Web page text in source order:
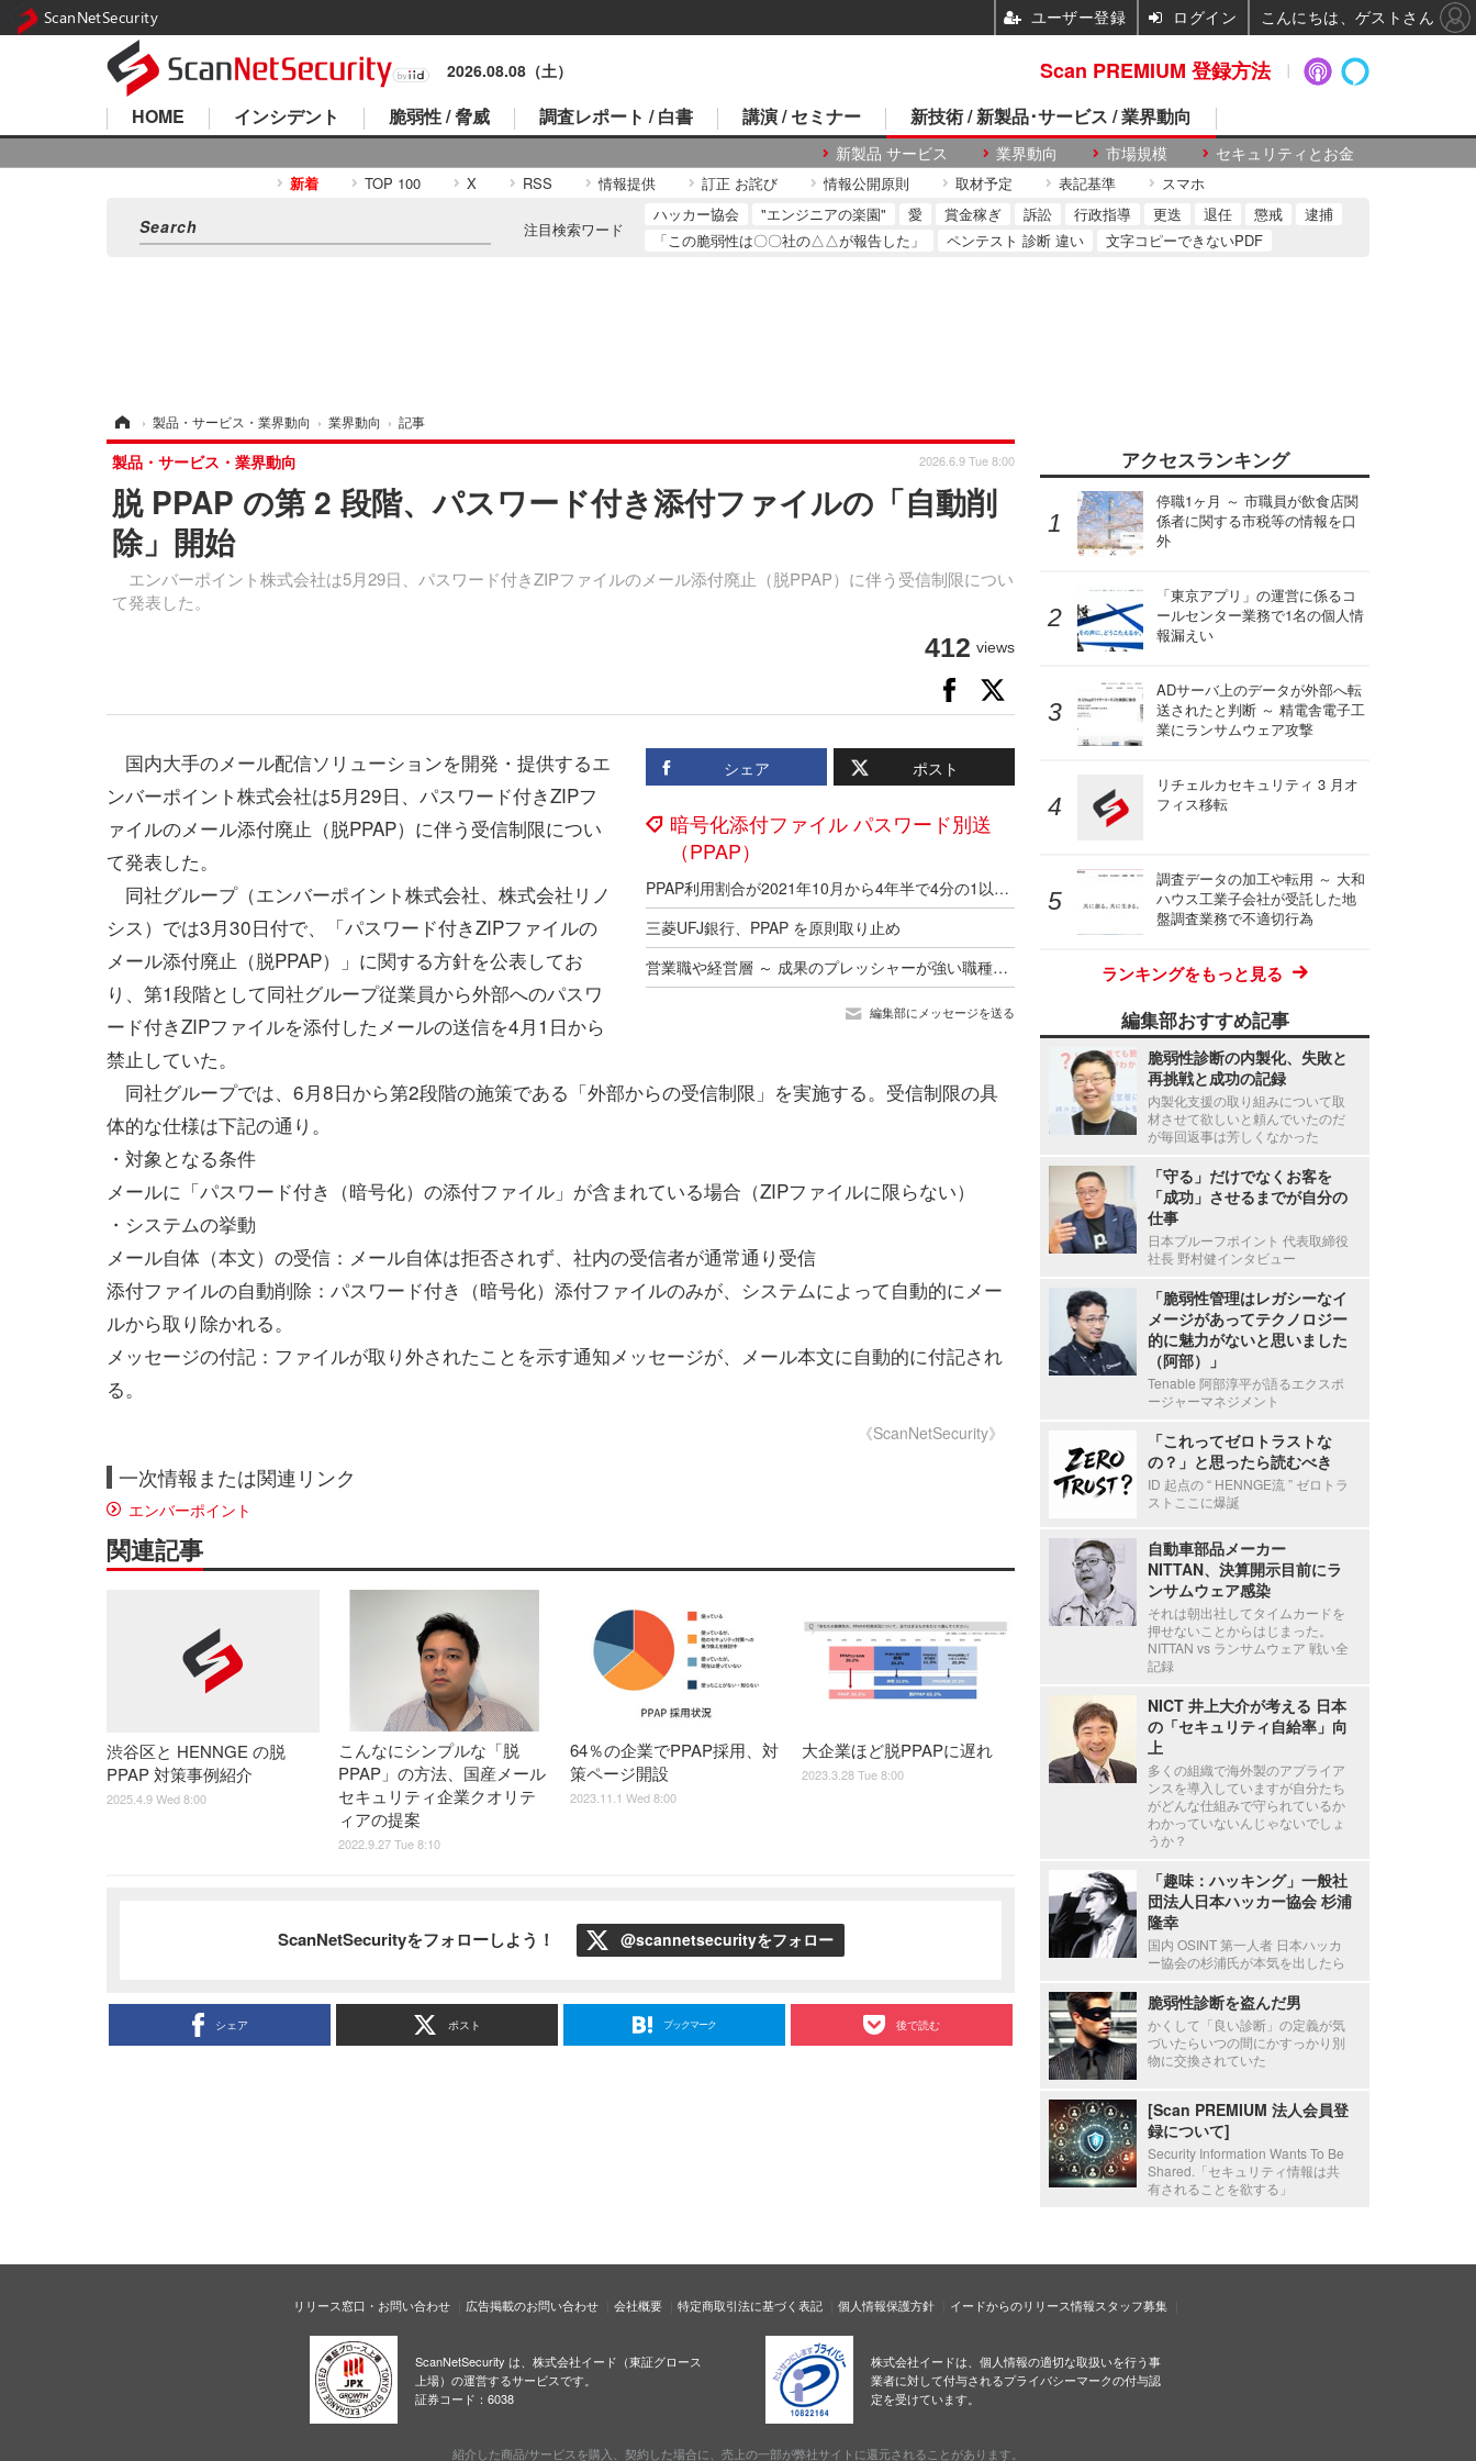
2026.08.08（土）
HOME インシデント 脆弱性 / 脅威 調査レポート / 白書 講演 / セミナー 新技術 / 新製品･サービス / 業界動向
新製品 サービス 業界動向 市場規模 セキュリティとお金
新着 TOP 100 X RSS 情報提供 訂正 お詫び 情報公開原則 取材予定 表記基準 スマホ
注目検索ワード
ハッカー協会 "エンジニアの楽園" 愛 賞金稼ぎ 訴訟 行政指導 更迭 退任 懲戒
逮捕
「この脆弱性は〇〇社の△△が報告した」
ペンテスト 診断 違い 文字コピーできないPDF
› 製品・サービス・業界動向 › 業界動向 › 記事
脱 PPAP の第 2 段階、パスワード付き添付ファイルの「自動削
除」開始
エンバーポイント株式会社は5月29日、パスワード付きZIPファイルのメール添付廃止（脱PPAP）に伴う受信制限につい
て発表した。
製品・サービス・業界動向 2026.6.9 Tue 8:00
412 views
シェア ポスト
暗号化添付ファイル パスワード別送
（PPAP）
PPAP利用割合が2021年10月から4年半で4分の1以下に減少
三菱UFJ銀行、PPAP を原則取り止め
営業職や経営層 ～ 成果のプレッシャーが強い職種ほどルール外ツールを使用
編集部にメッセージを送る
国内大手のメール配信ソリューションを開発・提供するエ
ンバーポイント株式会社は5月29日、パスワード付きZIPフ
ァイルのメール添付廃止（脱PPAP）に伴う受信制限につい
て発表した。
同社グループ（エンバーポイント株式会社、株式会社リノ
シス）では3月30日付で、「パスワード付きZIPファイルの
メール添付廃止（脱PPAP）」に関する方針を公表してお
り、第1段階として同社グループ従業員から外部へのパスワ
ード付きZIPファイルを添付したメールの送信を4月1日から
禁止していた。
同社グループでは、6月8日から第2段階の施策である「外部からの受信制限」を実施する。受信制限の具
体的な仕様は下記の通り。
・対象となる条件
メールに「パスワード付き（暗号化）の添付ファイル」が含まれている場合（ZIPファイルに限らない）
・システムの挙動
メール自体（本文）の受信：メール自体は拒否されず、社内の受信者が通常通り受信
添付ファイルの自動削除：パスワード付き（暗号化）添付ファイルのみが、システムによって自動的にメー
ルから取り除かれる。
メッセージの付記：ファイルが取り外されたことを示す通知メッセージが、メール本文に自動的に付記され
る。
《ScanNetSecurity》
一次情報または関連リンク
エンバーポイント
関連記事
渋谷区と HENNGE の脱
PPAP 対策事例紹介
2025.4.9 Wed 8:00
こんなにシンプルな「脱
PPAP」の方法、国産メール
セキュリティ企業クオリテ
ィアの提案
2022.9.27 Tue 8:10
64％の企業でPPAP採用、対
策ページ開設
2023.11.1 Wed 8:00
大企業ほど脱PPAPに遅れ
2023.3.28 Tue 8:00
ScanNetSecurityをフォローしよう！ @scannetsecurityをフォロー
シェア ポスト ブックマーク 後で読む
アクセスランキング
停職1ヶ月 ～ 市職員が飲食店関
係者に関する市税等の情報を口
外
「東京アプリ」の運営に係るコ
ールセンター業務で1名の個人情
報漏えい
ADサーバ上のデータが外部へ転
送されたと判断 ～ 精電舎電子工
業にランサムウェア攻撃
リチェルカセキュリティ 3 月オ
フィス移転
調査データの加工や転用 ～ 大和
ハウス工業子会社が受託した地
盤調査業務で不適切行為
ランキングをもっと見る
編集部おすすめ記事
脆弱性診断の内製化、失敗と
再挑戦と成功の記録
内製化支援の取り組みについて取
材させて欲しいと頼んでいたのだ
が毎回返事は芳しくなかった
「守る」だけでなくお客を
「成功」させるまでが自分の
仕事
日本プルーフポイント 代表取締役
社長 野村健インタビュー
「脆弱性管理はレガシーなイ
メージがあってテクノロジー
的に魅力がないと思いました
（阿部）」
Tenable 阿部淳平が語るエクスポ
ージャーマネジメント
「これってゼロトラストな
の？」と思ったら読むべき
ID 起点の “ HENNGE流 ” ゼロトラ
ストここに爆誕
自動車部品メーカー
NITTAN、決算開示目前にラ
ンサムウェア感染
それは朝出社してタイムカードを
押せないことからはじまった。
NITTAN vs ランサムウェア 戦い全
記録
NICT 井上大介が考える 日本
の「セキュリティ自給率」向
上
多くの組織で海外製のアプライア
ンスを導入していますが自分たち
がどんな仕組みで守られているか
わかっていないんじゃないでしょ
うか？
「趣味：ハッキング」一般社
団法人日本ハッカー協会 杉浦
隆幸
国内 OSINT 第一人者 日本ハッカ
ー協会の杉浦氏が本気を出したら
脆弱性診断を盗んだ男
かくして「良い診断」の定義が気
づいたらいつの間にかすっかり別
物に交換されていた
[Scan PREMIUM 法人会員登
録について]
Security Information Wants To Be
Shared.「セキュリティ情報は共
有されることを欲する」
リリース窓口・お問い合わせ 広告掲載のお問い合わせ 会社概要 特定商取引法に基づく表記 個人情報保護方針 イードからのリリース情報スタッフ募集
ScanNetSecurity は、株式会社イード（東証グロース
上場）の運営するサービスです。
証券コード：6038
株式会社イードは、個人情報の適切な取扱いを行う事
業者に対して付与されるプライバシーマークの付与認
定を受けています。
紹介した商品/サービスを購入、契約した場合に、売上の一部が弊社サイトに還元されることがあります。
Scan PREMIUM 登録方法
ScanNetSecurity ユーザー登録 ログイン こんにちは、ゲストさん